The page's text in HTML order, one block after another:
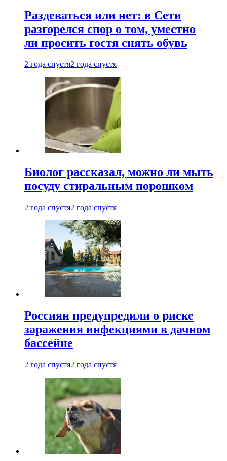
Раздеваться или нет: в Сети
разгорелся спор о том, уместно
ли просить гостя снять обувь
2 года спустя2 года спустя
Биолог рассказал, можно ли мыть
посуду стиральным порошком
2 года спустя2 года спустя
Россиян предупредили о риске
заражения инфекциями в дачном
бассейне
2 года спустя2 года спустя